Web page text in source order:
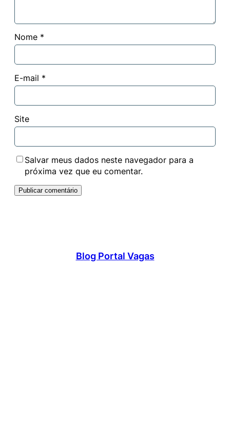
Nome *
E-mail *
Site
Salvar meus dados neste navegador para a
próxima vez que eu comentar.
Blog Portal Vagas